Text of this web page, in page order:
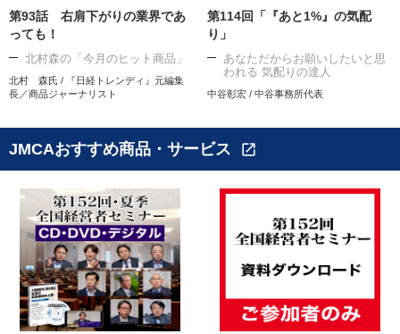
第93話 右肩下がりの業界であ
っても！
北村森の「今月のヒット商品」
北村 森氏 / 『日経トレンディ』元編集
長／商品ジャーナリスト
第114回「『あと1%』の気配
り」
あなただからお願いしたいと思
われる 気配りの達人
中谷彰宏 / 中谷事務所代表
JMCAおすすめ商品・サービス open_in_new